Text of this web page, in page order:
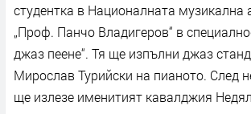
студентка в Националната музикална
„Проф. Панчо Владигеров“ в
джаз пеене“. Тя ще изпълни джаз
Мирослав Турийски на пианото. След
ще излезе именитият кавалджия